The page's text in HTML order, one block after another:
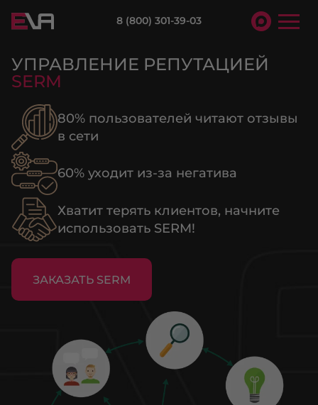
8 (800) 301-39-03
УПРАВЛЕНИЕ РЕПУТАЦИЕЙ
SERM
80% пользователей читают отзывы
в сети
60% уходит из-за негатива
Хватит терять клиентов, начните
использовать SERM!
ЗАКАЗАТЬ SERM